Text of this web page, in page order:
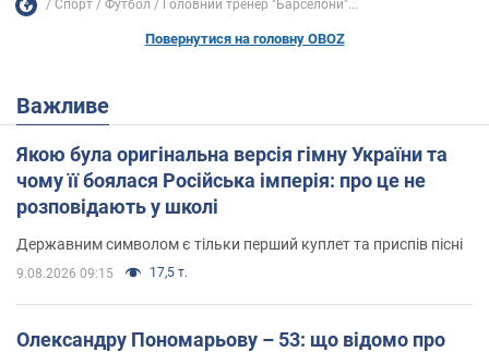
Спорт Футбол Головний тренер "Барселони"...
Повернутися на головну OBOZ
Важливе
Якою була оригінальна версія гімну України та
чому її боялася Російська імперія: про це не
розповідають у школі
Державним символом є тільки перший куплет та приспів пісні
9.08.2026 09:15 17,5 т.
Олександру Пономарьову – 53: що відомо про